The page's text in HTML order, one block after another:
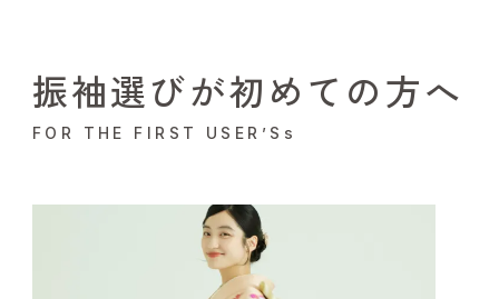
振袖選びが初めての方へ
FOR THE FIRST USER’Ss